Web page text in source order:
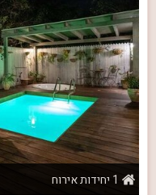
1 יחידות אירוח